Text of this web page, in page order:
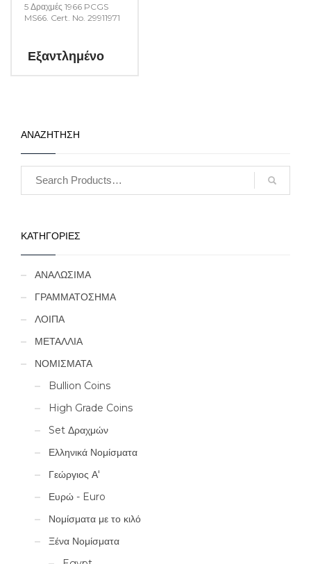
5 Δραχμές 1966 PCGS
MS66. Cert. No. 29911971
Εξαντλημένο
ΑΝΑΖΗΤΗΣΗ
ΚΑΤΗΓΟΡΙΕΣ
ΑΝΑΛΩΣΙΜΑ
ΓΡΑΜΜΑΤΟΣΗΜΑ
ΛΟΙΠΑ
ΜΕΤΑΛΛΙΑ
ΝΟΜΙΣΜΑΤΑ
Bullion Coins
High Grade Coins
Set Δραχμών
Ελληνικά Νομίσματα
Γεώργιος Α'
Ευρώ - Euro
Νομίσματα με το κιλό
Ξένα Νομίσματα